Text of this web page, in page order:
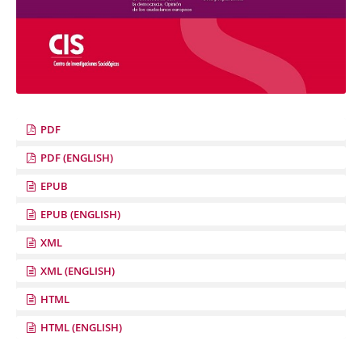
PDF
PDF (ENGLISH)
EPUB
EPUB (ENGLISH)
XML
XML (ENGLISH)
HTML
HTML (ENGLISH)